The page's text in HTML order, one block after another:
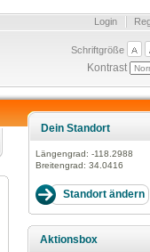
Login
Schriftgröße
Kontrast
Dein Standort
Längengrad: -118.2988
Breitengrad: 34.0416
Aktionsbox